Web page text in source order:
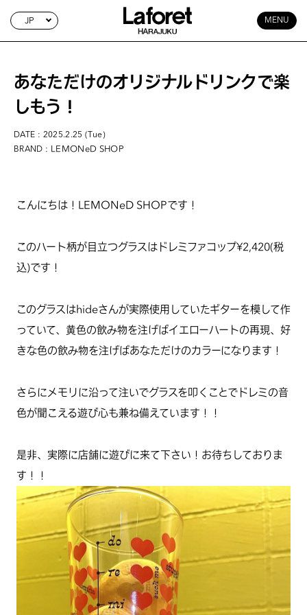
JP MENU
あなただけのオリジナルドリンクで楽
しもう！
DATE : 2025.2.25 (Tue)
BRAND : LEMONeD SHOP
こんにちは！LEMONeD SHOPです！
このハート柄が目立つグラスはドレミファコップ¥2,420(税
込)です！
このグラスはhideさんが実際使用していたギターを模して作
っていて、黄色の飲み物を注げばイエローハートの再現、好
きな色の飲み物を注げばあなただけのカラーになります！
さらにメモリに沿って注いでグラスを叩くことでドレミの音
色が聞こえる遊び心も兼ね備えています！！
是非、実際に店舗に遊びに来て下さい！お待ちしておりま
す！！